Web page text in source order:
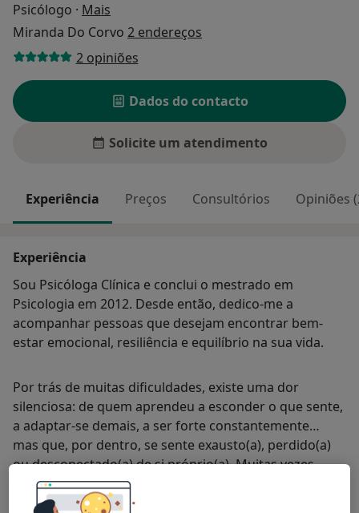
Psicólogo · Mais
Miranda Do Corvo 2 endereços
2 opiniões
Dados do contacto
Solicite um atendimento
Experiência Preços Consultórios Opiniões
Experiência
Sou Psicóloga Clínica e conclui o mestrado em
Psicologia em 2012. Desde então, dedico-me a
acompanhar pessoas que desejam encontrar bem-
estar emocional, resiliência e equilíbrio na sua vida.
Por trás de muitas dificuldades, existe uma dor
silenciosa: de quem aprendeu a esconder o que sente,
a adaptar-se demais, a ser forte constantemente…
mas que, por dentro, se sente exausto(a), perdido(a)
ou desconectado(a) de si próprio(a). Muitas vezes,
estas experiências estão ligadas a trauma ou situações
de vida desafiantes que marcam profundamente.